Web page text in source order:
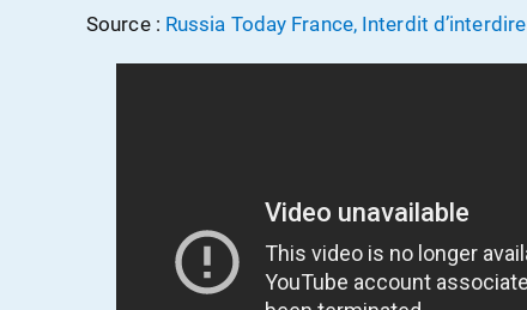
Source : Russia Today France, Interdit d’interdire